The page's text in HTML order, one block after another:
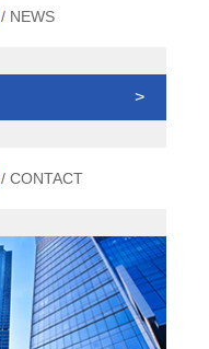
/ NEWS
>
/ CONTACT